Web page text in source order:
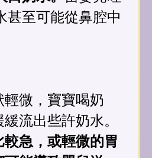
甚至可能從鼻腔中
微，寶寶喝奶
流出些許奶水。
急，或輕微的胃